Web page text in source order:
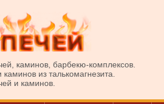
каминов, барбекю-комплексов.
из талькомагнезита.
и каминов.